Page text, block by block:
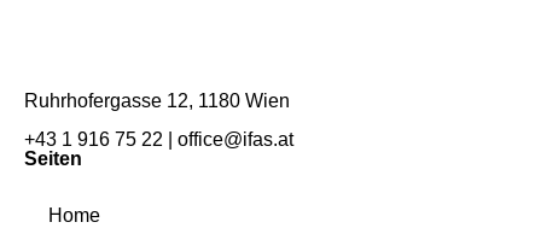
Ruhrhofergasse 12, 1180 Wien
+43 1 916 75 22
office@ifas.at
Seiten
Home